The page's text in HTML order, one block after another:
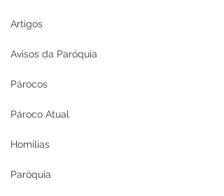
Artigos
Avisos da Paróquia
Párocos
Pároco Atual
Homilias
Paróquia